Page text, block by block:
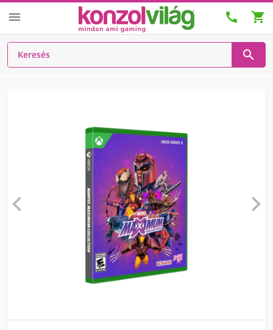
  

 